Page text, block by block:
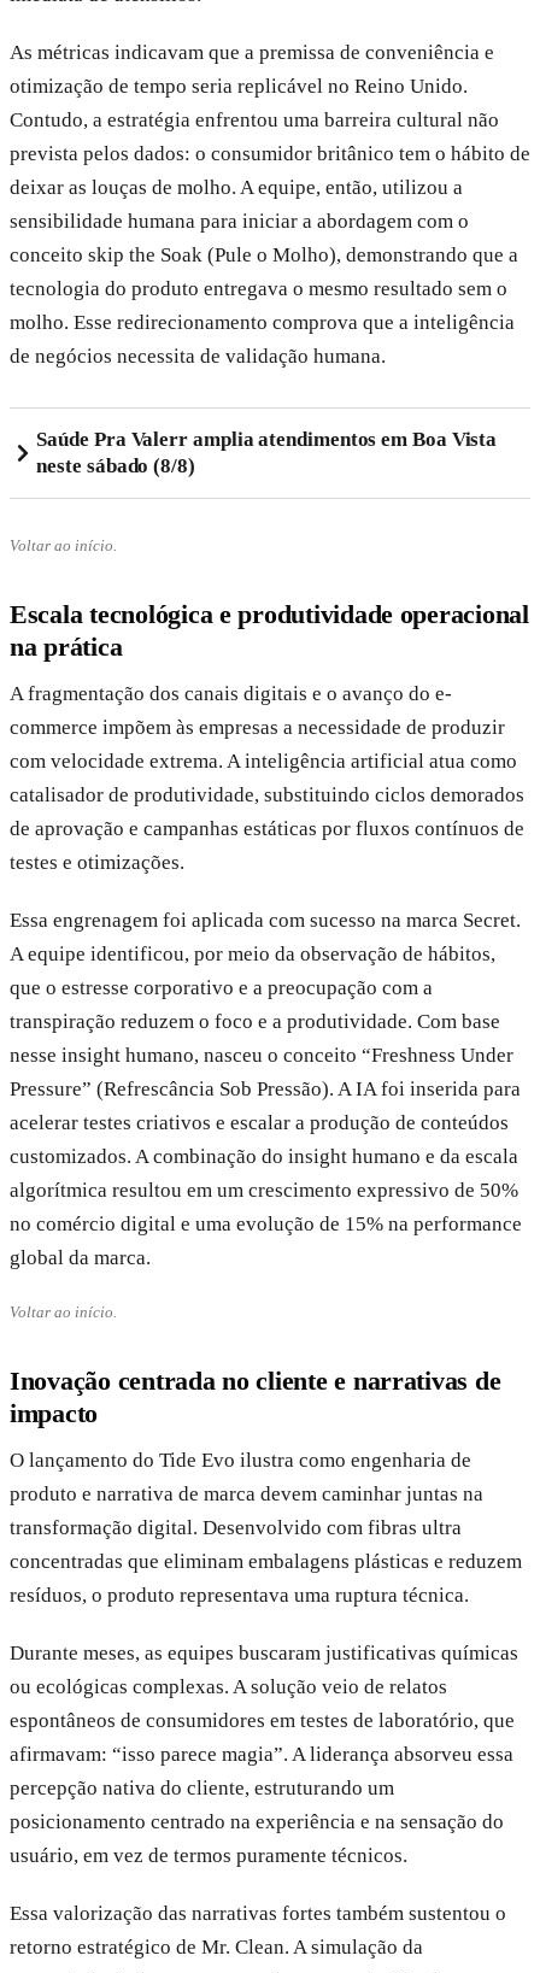
As métricas indicavam que a premissa de conveniência e
otimização de tempo seria replicável no Reino Unido.
Contudo, a estratégia enfrentou uma barreira cultural não
prevista pelos dados: o consumidor britânico tem o hábito de
deixar as louças de molho. A equipe, então, utilizou a
sensibilidade humana para iniciar a abordagem com o
conceito skip the Soak (Pule o Molho), demonstrando que a
tecnologia do produto entregava o mesmo resultado sem o
molho. Esse redirecionamento comprova que a inteligência
de negócios necessita de validação humana.
Saúde Pra Valerr amplia atendimentos em Boa Vista
neste sábado (8/8)
Voltar ao início.
Escala tecnológica e produtividade operacional
na prática
A fragmentação dos canais digitais e o avanço do e-
commerce impõem às empresas a necessidade de produzir
com velocidade extrema. A inteligência artificial atua como
catalisador de produtividade, substituindo ciclos demorados
de aprovação e campanhas estáticas por fluxos contínuos de
testes e otimizações.
Essa engrenagem foi aplicada com sucesso na marca Secret.
A equipe identificou, por meio da observação de hábitos,
que o estresse corporativo e a preocupação com a
transpiração reduzem o foco e a produtividade. Com base
nesse insight humano, nasceu o conceito “Freshness Under
Pressure” (Refrescância Sob Pressão). A IA foi inserida para
acelerar testes criativos e escalar a produção de conteúdos
customizados. A combinação do insight humano e da escala
algorítmica resultou em um crescimento expressivo de 50%
no comércio digital e uma evolução de 15% na performance
global da marca.
Voltar ao início.
Inovação centrada no cliente e narrativas de
impacto
O lançamento do Tide Evo ilustra como engenharia de
produto e narrativa de marca devem caminhar juntas na
transformação digital. Desenvolvido com fibras ultra
concentradas que eliminam embalagens plásticas e reduzem
resíduos, o produto representava uma ruptura técnica.
Durante meses, as equipes buscaram justificativas químicas
ou ecológicas complexas. A solução veio de relatos
espontâneos de consumidores em testes de laboratório, que
afirmavam: “isso parece magia”. A liderança absorveu essa
percepção nativa do cliente, estruturando um
posicionamento centrado na experiência e na sensação do
usuário, em vez de termos puramente técnicos.
Essa valorização das narrativas fortes também sustentou o
retorno estratégico de Mr. Clean. A simulação da